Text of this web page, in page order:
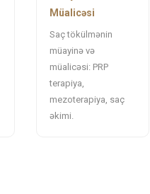
Müalicəsi
Saç tökülmənin
müayinə və
müalicəsi: PRP
terapiya,
mezoterapiya, saç
əkimi.